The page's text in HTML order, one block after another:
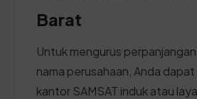
Barat
Untuk mengurus
nama perusahaan, Anda
kantor SAMSAT induk atau